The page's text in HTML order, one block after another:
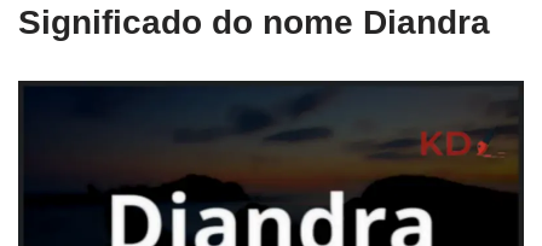
Significado do nome Diandra